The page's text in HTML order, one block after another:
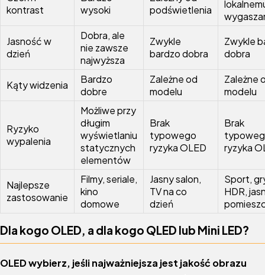
kontrast
wysoki
podświetlenia
Jasność w
dzień
Dobra, ale
nie zawsze
najwyższa
Zwykle
bardzo dobra
Zwykle
dobra
Kąty widzenia
Bardzo
dobre
Zależne od
modelu
Zależne
modelu
Ryzyko
wypalenia
Możliwe przy
długim
wyświetlaniu
statycznych
elementów
Brak
typowego
ryzyka OLED
Brak
ryzyka
Najlepsze
zastosowanie
Filmy, seriale,
kino
domowe
Jasny salon,
TV na co
dzień
Sport,
HDR,
Dla kogo OLED, a dla kogo QLED lub Mini LED?
OLED wybierz, jeśli najważniejsza jest jakość obrazu